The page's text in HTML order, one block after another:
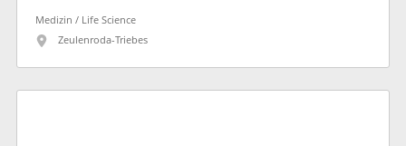
Medizin / Life Science
Zeulenroda-Triebes